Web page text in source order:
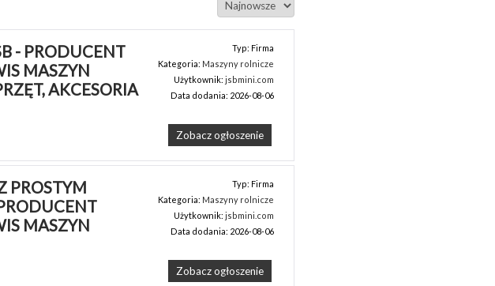
- PRODUCENT
MASZYN
AKCESORIA
Typ: Firma
Kategoria: Maszyny rolnicze
Użytkownik:jsbmini.com
Data dodania: 2026-08-06
Zobacz ogłoszenie
PROSTYM
MASZYN
Typ: Firma
Kategoria: Maszyny rolnicze
Użytkownik:jsbmini.com
Data dodania: 2026-08-06
Zobacz ogłoszenie